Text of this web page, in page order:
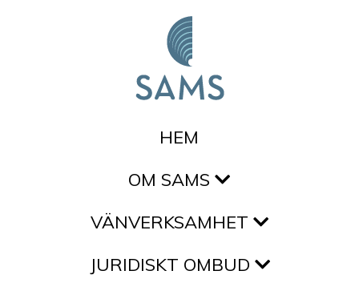
HEM
OM SAMS
VÄNVERKSAMHET
JURIDISKT OMBUD